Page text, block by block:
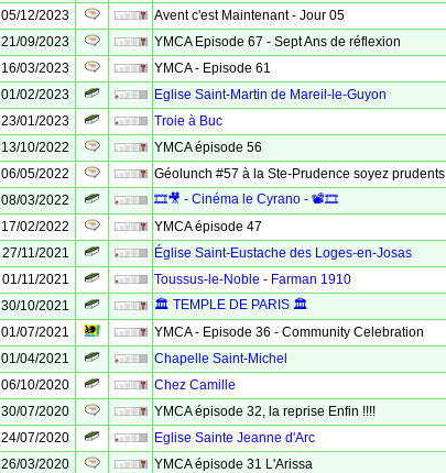
05/12/2023
Avent c'est Maintenant - Jour 05
21/09/2023
YMCA Episode 67 - Sept Ans de réflexion
16/03/2023
YMCA - Episode 61
01/02/2023
Eglise Saint-Martin de Mareil-le-Guyon
23/01/2023
Troie à Buc
13/10/2022
YMCA épisode 56
06/05/2022
Géolunch #57 à la Ste-Prudence soyez prudents
08/03/2022
🎞🎥 - Cinéma le Cyrano - 📽🎞
17/02/2022
YMCA épisode 47
27/11/2021
Église Saint-Eustache des Loges-en-Josas
01/11/2021
Toussus-le-Noble - Farman 1910
30/10/2021
🏛 TEMPLE DE PARIS 🏛
01/07/2021
YMCA - Episode 36 - Community Celebration
01/04/2021
Chapelle Saint-Michel
06/10/2020
Chez Camille
30/07/2020
YMCA épisode 32, la reprise Enfin !!!!
24/07/2020
Eglise Sainte Jeanne d'Arc
26/03/2020
YMCA épisode 31 L'Arissa